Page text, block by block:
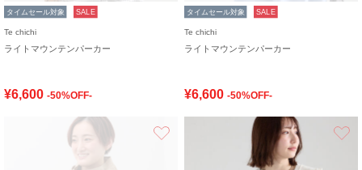
タイムセール対象 SALE
Te chichi
ライトマウンテンパーカー
¥6,600 -50%OFF-
タイムセール対象 SALE
Te chichi
ライトマウンテンパーカー
¥6,600 -50%OFF-